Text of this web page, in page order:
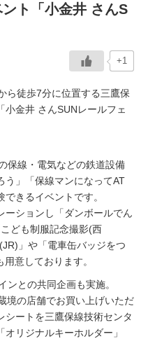
ント「小金井 さんS
+1
ら徒歩7分に位置する三鷹保
金井 さんSUNレールフェ
保線・電気などの鉄道設備
う」「保線マンになってAT
きるイベントです。
ーションし「ダンボールでん
ども制服記念撮影(西
」や「電車缶バッジをつ
意しております。
ンとの共同企画も実施。
境の店舗でお買い上げいただ
シートを三鷹保線技術センタ
リジナルキーホルダー」